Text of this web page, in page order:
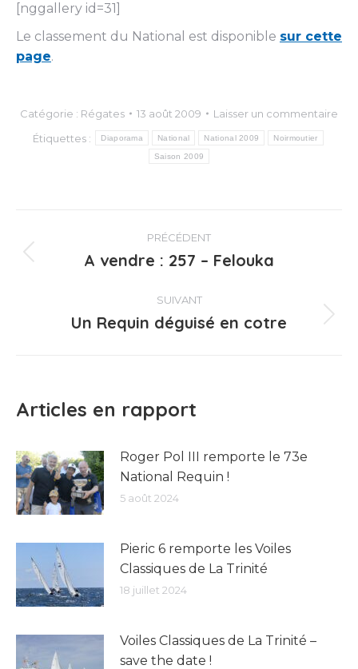
[nggallery id=31]
Le classement du National est disponible sur cette
page.
Catégorie : Régates 13 août 2009
Laisser un commentaire
Étiquettes :
Diaporama National National 2009 Noirmoutier
Saison 2009
Navigation
article
PRÉCÉDENT
Article
:
A vendre : 257 – Felouka
SUIVANT
Article
Un Requin déguisé en cotre
Articles en rapport
Roger Pol III remporte le 73e
National Requin !
5 août 2024
Pieric 6 remporte les Voiles
Classiques de La Trinité
18 juillet 2024
Voiles Classiques de La Trinité –
save the date !